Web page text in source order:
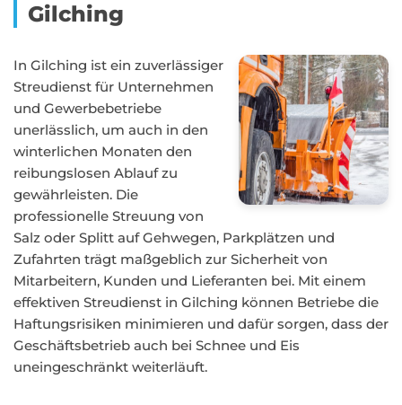
Gilching
In Gilching ist ein zuverlässiger
Streudienst für Unternehmen
und Gewerbebetriebe
unerlässlich, um auch in den
winterlichen Monaten den
reibungslosen Ablauf zu
gewährleisten. Die
professionelle Streuung von
Salz oder Splitt auf Gehwegen, Parkplätzen und
Zufahrten trägt maßgeblich zur Sicherheit von
Mitarbeitern, Kunden und Lieferanten bei. Mit einem
effektiven Streudienst in Gilching können Betriebe die
Haftungsrisiken minimieren und dafür sorgen, dass der
Geschäftsbetrieb auch bei Schnee und Eis
uneingeschränkt weiterläuft.